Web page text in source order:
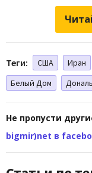
Теги: США Иран
Белый Дом
Не пропусти
bigmir)net в